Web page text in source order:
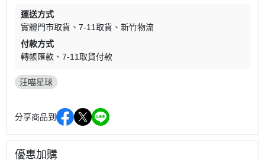
運送方式
實體門市取貨
7-11取貨
新竹物流
付款方式
轉帳匯款
7-11取貨付款
汪喵星球
分享商品到
優惠加購